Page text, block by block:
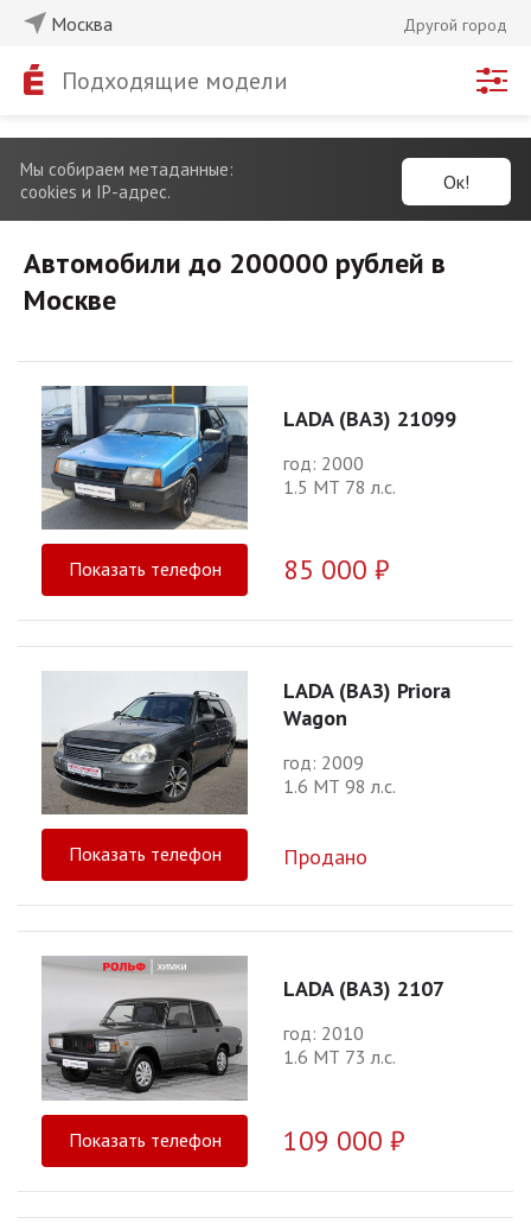
Москва Другой город
Подходящие модели
Мы собираем метаданные:
cookies и IP-адрес.
Ок!
Автомобили до 200000 рублей в
Москве
LADA (ВАЗ) 21099
год: 2000
1.5 МТ 78 л.с.
Показать телефон 85 000 ₽
LADA (ВАЗ) Priora
Wagon
год: 2009
1.6 МТ 98 л.с.
Показать телефон Продано
LADA (ВАЗ) 2107
год: 2010
1.6 МТ 73 л.с.
Показать телефон 109 000 ₽